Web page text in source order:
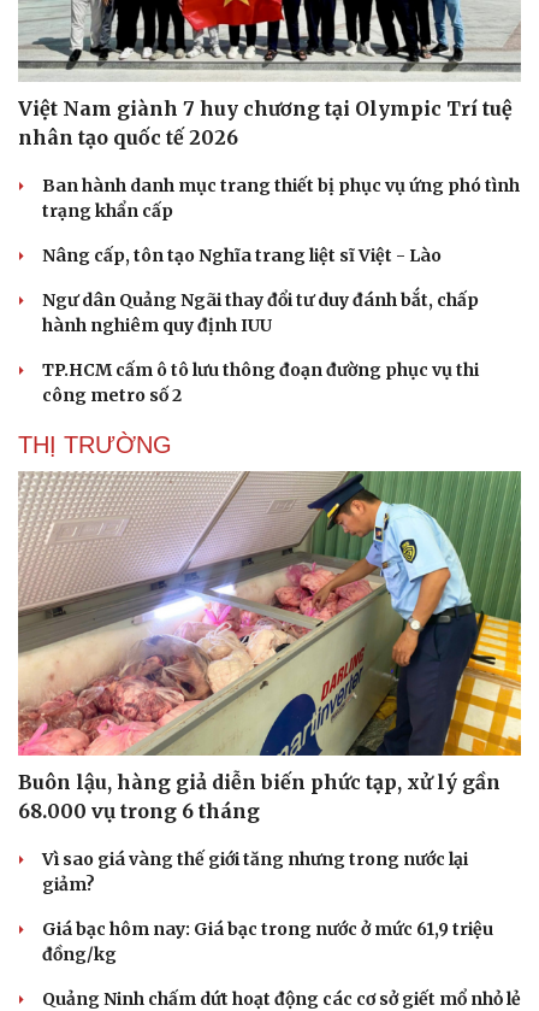
Thể thao
Bóng đá
Lịch thi đấu bóng đá
eSports
Hậu trường
Ô tô - Xe máy
Ô tô
Việt Nam giành 7 huy chương tại Olympic Trí tuệ
nhân tạo quốc tế 2026
Ban hành danh mục trang thiết bị phục vụ ứng phó tình
trạng khẩn cấp
Nâng cấp, tôn tạo Nghĩa trang liệt sĩ Việt - Lào
Ngư dân Quảng Ngãi thay đổi tư duy đánh bắt, chấp
hành nghiêm quy định IUU
TP.HCM cấm ô tô lưu thông đoạn đường phục vụ thi
công metro số 2
THỊ TRƯỜNG
Buôn lậu, hàng giả diễn biến phức tạp, xử lý gần
68.000 vụ trong 6 tháng
Vì sao giá vàng thế giới tăng nhưng trong nước lại
giảm?
Giá bạc hôm nay: Giá bạc trong nước ở mức 61,9 triệu
đồng/kg
Quảng Ninh chấm dứt hoạt động các cơ sở giết mổ nhỏ lẻ